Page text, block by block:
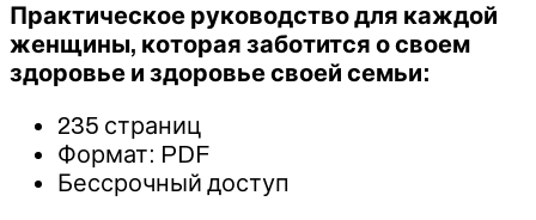
Практическое руководство для каждой
женщины, которая заботится о своем
здоровье и здоровье своей семьи:
235 страниц
Формат: PDF
Бессрочный доступ